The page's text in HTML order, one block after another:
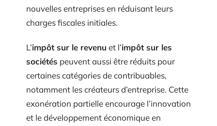
nouvelles entreprises en réduisant leurs
charges fiscales initiales.
L’impôt sur le revenu et l’impôt sur les
sociétés peuvent aussi être réduits pour
certaines catégories de contribuables,
notamment les créateurs d’entreprise. Cette
exonération partielle encourage l’innovation
et le développement économique en